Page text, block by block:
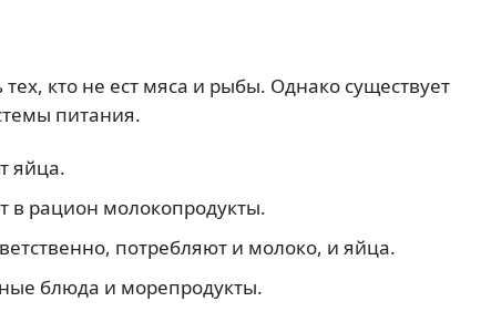
кто не ест мяса и рыбы. Однако существует
питания.
яйца.
в рацион молокопродукты.
потребляют и молоко, и яйца.
блюда и морепродукты.